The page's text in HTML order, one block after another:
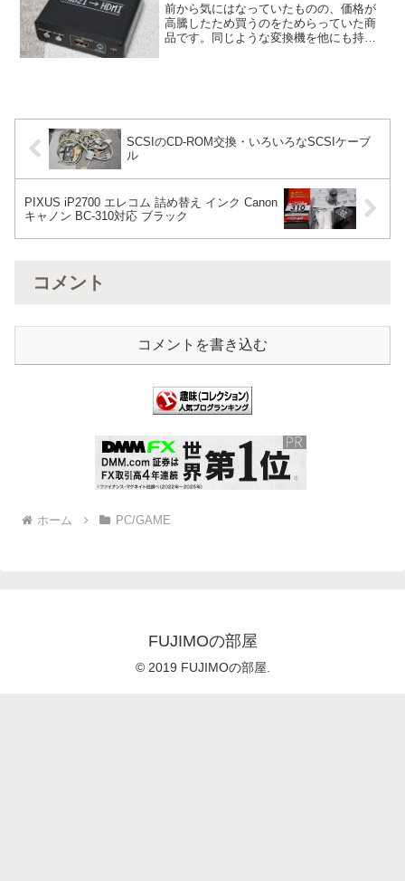
前から気にはなっていたものの、価格が
高騰したため買うのをためらっていた商
品です。同じような変換機を他にも持っ
SCSIのCD-ROM交換・いろいろなSCSIケーブ
ル
PIXUS iP2700 エレコム 詰め替え インク Canon
キャノン BC-310対応 ブラック
コメント
コメントを書き込む
ホーム PC/GAME
FUJIMOの部屋
© 2019 FUJIMOの部屋.